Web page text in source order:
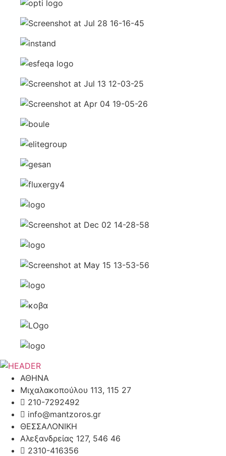
ΑΘΗΝΑ
Μιχαλακοπούλου 113, 115 27
210-7292492
info@mantzoros.gr
ΘΕΣΣΑΛΟΝΙΚΗ
Αλεξανδρείας 127, 546 46
2310-416356